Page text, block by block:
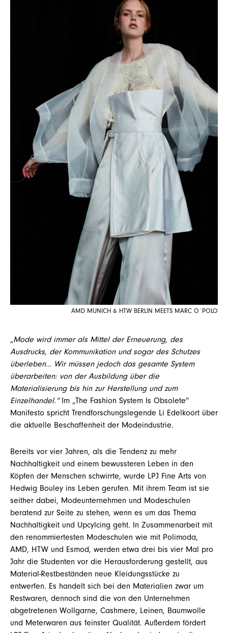
AMD MUNICH & HTW BERLIN MEETS MARC O´POLO
„Mode wird immer als Mittel der Erneuerung, des
Ausdrucks, der Kommunikation und sogar des Schutzes
überleben… Wir müssen jedoch das gesamte System
überarbeiten: von der Ausbildung über die
Materialisierung bis hin zur Herstellung und zum
Einzelhandel.“Im „The Fashion System Is Obsolete”
Manifesto spricht Trendforschungslegende Li Edelkoort über
die aktuelle Beschaffenheit der Modeindustrie.
Bereits vor vier Jahren, als die Tendenz zu mehr
Nachhaltigkeit und einem bewussteren Leben in den
Köpfen der Menschen schwirrte, wurde LPJ Fine Arts von
Hedwig Bouley ins Leben gerufen. Mit ihrem Team ist sie
seither dabei, Modeunternehmen und Modeschulen
beratend zur Seite zu stehen, wenn es um das Thema
Nachhaltigkeit und Upcylcing geht. In Zusammenarbeit mit
den renommiertesten Modeschulen wie mit Polimoda,
AMD, HTW und Esmod, werden etwa drei bis vier Mal pro
Jahr die Studenten vor die Herausforderung gestellt, aus
Material-Restbeständen neue Kleidungsstücke zu
entwerfen. Es handelt sich bei den Materialien zwar um
Restwaren, dennoch sind die von den Unternehmen
abgetretenen Wollgarne, Cashmere, Leinen, Baumwolle
und Meterwaren aus feinster Qualität. Außerdem fördert